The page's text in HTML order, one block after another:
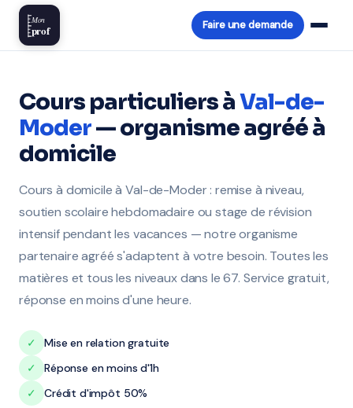
Mon
prof Faire une demande
Cours particuliers àVal-de-
Moder— organisme agréé à
domicile
Cours à domicile à Val-de-Moder : remise à niveau,
soutien scolaire hebdomadaire ou stage de révision
intensif pendant les vacances — notre organisme
partenaire agréé s'adaptent à votre besoin. Toutes les
matières et tous les niveaux dans le 67. Service gratuit,
réponse en moins d'une heure.
✓
Mise en relation gratuite
✓
Réponse en moins d'1h
✓
Crédit d'impôt 50%